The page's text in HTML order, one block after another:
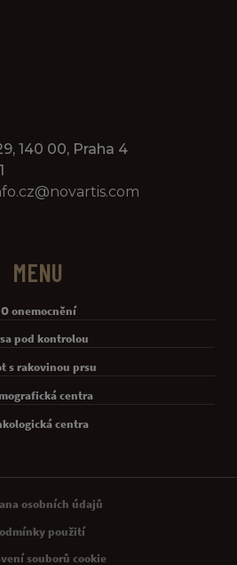
140 00, Praha 4
MENU
O onemocnění
pod kontrolou
s rakovinou prsu
centra
centra
osobních údajů
použití
souborů cookie